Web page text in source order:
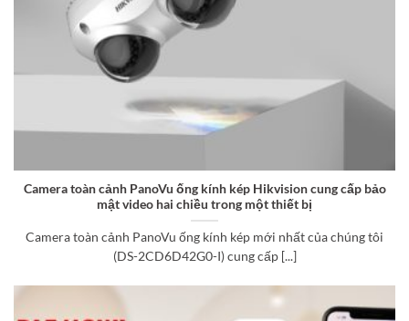
Camera toàn cảnh PanoVu ống kính kép Hikvision cung cấp bảo
mật video hai chiều trong một thiết bị
Camera toàn cảnh PanoVu ống kính kép mới nhất của chúng tôi
(DS-2CD6D42G0-I) cung cấp [...]